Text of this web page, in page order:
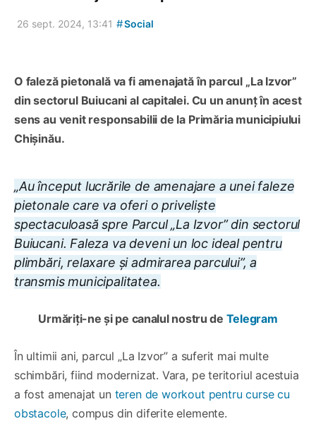
26 sept. 2024, 13:41 #Social
O faleză pietonală va fi amenajată în parcul „La Izvor”
din sectorul Buiucani al capitalei. Cu un anunț în acest
sens au venit responsabilii de la Primăria municipiului
Chișinău.
„Au început lucrările de amenajare a unei faleze
pietonale care va oferi o priveliște
spectaculoasă spre Parcul „La Izvor” din sectorul
Buiucani. Faleza va deveni un loc ideal pentru
plimbări, relaxare și admirarea parcului”, a
transmis municipalitatea.
Urmăriți-ne și pe canalul nostru de Telegram
În ultimii ani, parcul „La Izvor” a suferit mai multe
schimbări, fiind modernizat. Vara, pe teritoriul acestuia
a fost amenajat un teren de workout pentru curse cu
obstacole, compus din diferite elemente.